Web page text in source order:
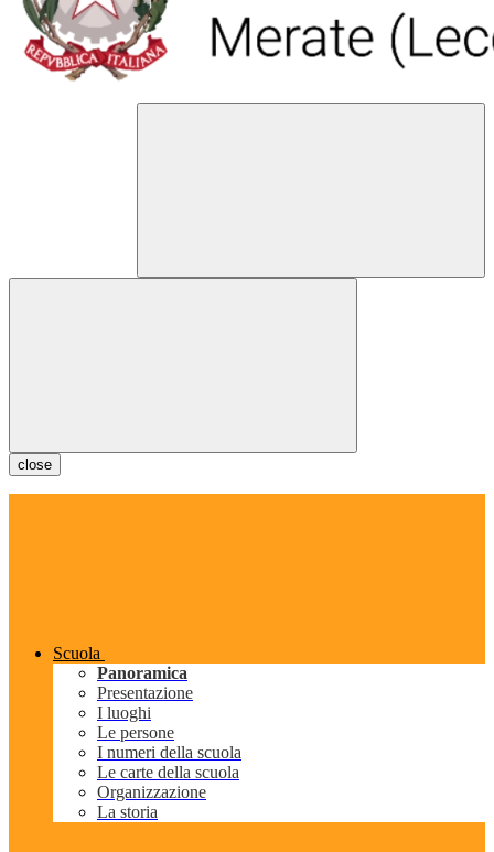
close
Scuola
Panoramica
Presentazione
I luoghi
Le persone
I numeri della scuola
Le carte della scuola
Organizzazione
La storia